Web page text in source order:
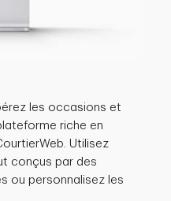
les occasions et
riche en
Utilisez
conçus par des
ou personnalisez les